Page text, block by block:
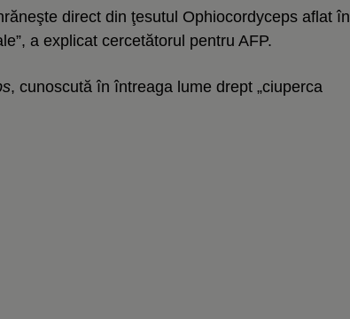
direct din ţesutul Ophiocordyceps aflat în
a explicat cercetătorul pentru AFP.
, cunoscută în întreaga lume drept „ciuperca